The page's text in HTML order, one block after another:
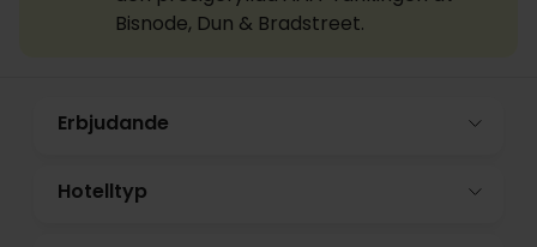
Bisnode, Dun & Bradstreet.
Erbjudande
Hotelltyp